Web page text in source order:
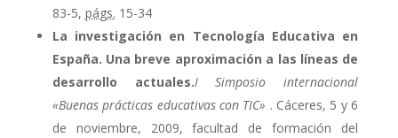
83-5, págs. 15-34
La investigación en Tecnología Educativa en
España. Una breve aproximación a las líneas de
desarrollo actuales.I Simposio internacional
«Buenas prácticas educativas con TIC» . Cáceres, 5 y 6
de noviembre, 2009, facultad de formación del